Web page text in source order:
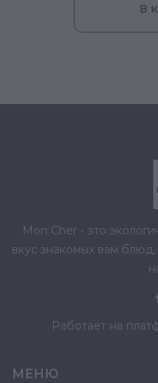
В
Mon Cher - это
вкус знакомых вам
Работает на
МЕНЮ